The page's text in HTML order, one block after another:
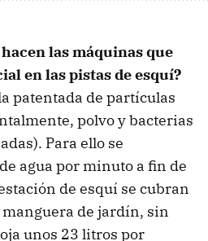
las máquinas que
en las pistas de esquí?
patentada de partículas
polvo y bacterias
Para ello se
agua por minuto a fin de
de esquí se cubran
manguera de jardín, sin
unos 23 litros por